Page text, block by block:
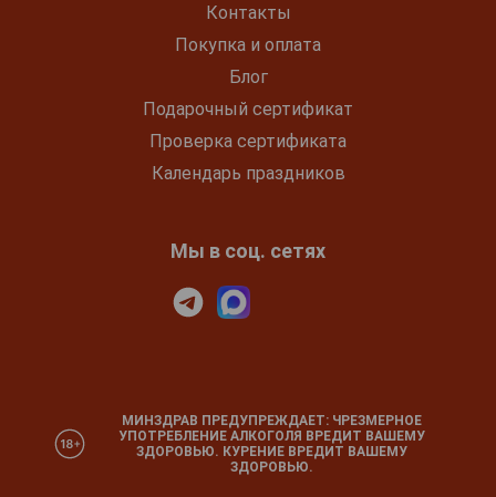
Контакты
Покупка и оплата
Блог
Подарочный сертификат
Проверка сертификата
Календарь праздников
Мы в соц. сетях
МИНЗДРАВ ПРЕДУПРЕЖДАЕТ: ЧРЕЗМЕРНОЕ
УПОТРЕБЛЕНИЕ АЛКОГОЛЯ ВРЕДИТ ВАШЕМУ
ЗДОРОВЬЮ. КУРЕНИЕ ВРЕДИТ ВАШЕМУ
ЗДОРОВЬЮ.